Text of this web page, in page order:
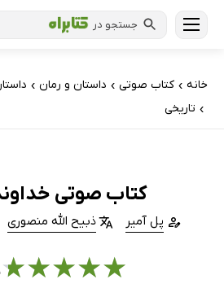
جستجو در
خانه › کتاب‌ صوتی › داستان و رمان ›
› تاریخی
کتاب صوتی
پل آمیر ذبیح الله منصوری
★
★
★
★
★